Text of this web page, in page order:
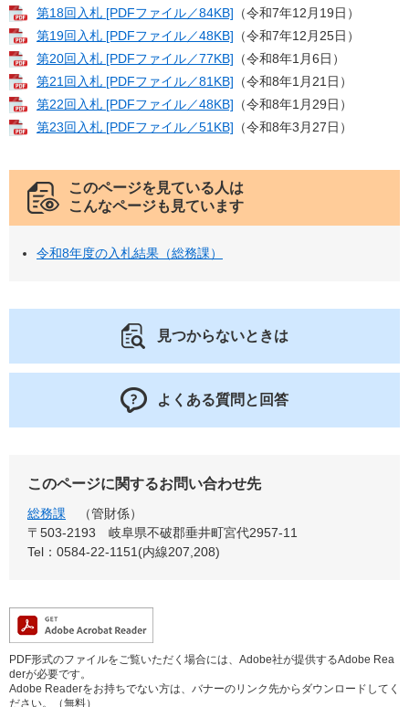
第18回入札 [PDFファイル／84KB] （令和7年12月19日）
第19回入札 [PDFファイル／48KB] （令和7年12月25日）
第20回入札 [PDFファイル／77KB] （令和8年1月6日）
第21回入札 [PDFファイル／81KB] （令和8年1月21日）
第22回入札 [PDFファイル／48KB] ​（令和8年1月29日）
第23回入札 [PDFファイル／51KB] （令和8年3月27日）
このページを見ている人は
こんなページも見ています
令和8年度の入札結果（総務課）
見つからないときは
よくある質問と回答
このページに関するお問い合わせ先
総務課
管財係
〒503-2193
岐阜県不破郡垂井町宮代2957-11
Tel：0584-22-1151(内線207,208)
PDF形式のファイルをご覧いただく場合には、Adobe社が提供するAdobe Rea
derが必要です。
Adobe Readerをお持ちでない方は、バナーのリンク先からダウンロードしてく
ださい。（無料）